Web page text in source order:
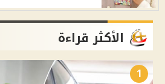
الأكثر قراءة
1